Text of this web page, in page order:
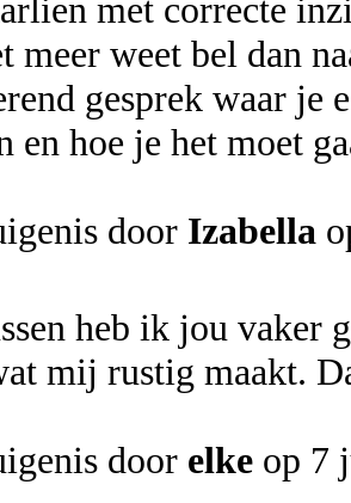
met correcte
meer weet bel dan
gesprek waar je
en hoe je het moet
door Izabella
heb ik jou vaker
mij rustig maakt.
door elke op 7